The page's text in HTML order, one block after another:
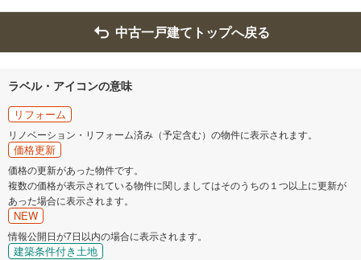
中古一戸建てトップへ戻る
ラベル・アイコンの意味
リフォーム
リノベーション・リフォーム済み（予定含む）の物件に表示されます。
価格更新
価格の更新があった物件です。
複数の価格が表示されている物件に関しましてはそのうちの１つ以上に更新が
あった場合に表示されます。
NEW
情報公開日が7日以内の場合に表示されます。
建築条件付き土地